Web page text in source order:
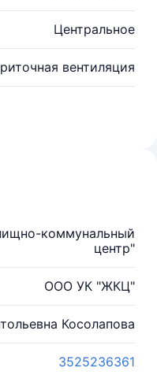
Центральное
вентиляция
коммунальный
центр"
ООО УК "ЖКЦ"
Косолапова
3525236361